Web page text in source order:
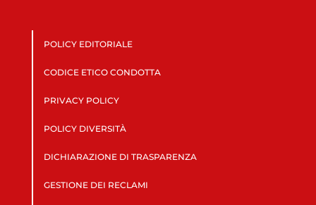
POLICY EDITORIALE
CODICE ETICO CONDOTTA
PRIVACY POLICY
POLICY DIVERSITÀ
DICHIARAZIONE DI TRASPARENZA
GESTIONE DEI RECLAMI